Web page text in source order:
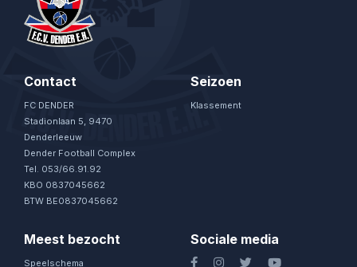
Contact
FC DENDER
Stadionlaan 5, 9470
Denderleeuw
Dender Football Complex
Tel. 053/66.91.92
KBO 0837045662
BTW BE0837045662
Seizoen
Klassement
Meest bezocht
Speelschema
Sociale media